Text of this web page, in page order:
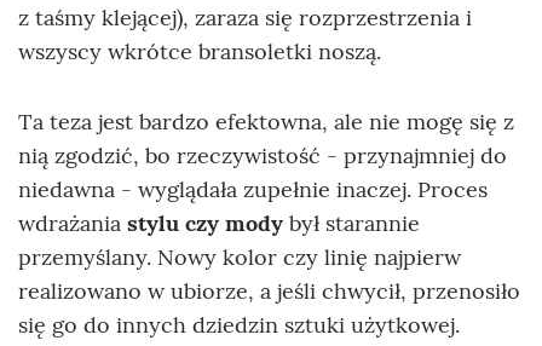
z taśmy klejącej), zaraza się rozprzestrzenia i
wszyscy wkrótce bransoletki noszą.
Ta teza jest bardzo efektowna, ale nie mogę się z
nią zgodzić, bo rzeczywistość - przynajmniej do
niedawna - wyglądała zupełnie inaczej. Proces
wdrażania stylu czy mody był starannie
przemyślany. Nowy kolor czy linię najpierw
realizowano w ubiorze, a jeśli chwycił, przenosiło
się go do innych dziedzin sztuki użytkowej.